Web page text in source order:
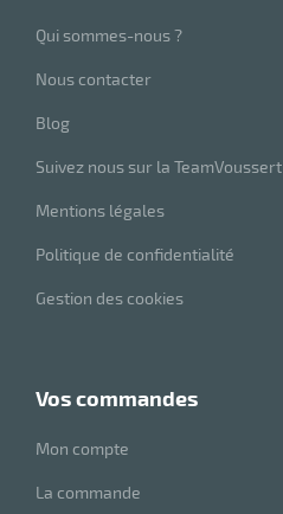
Qui sommes-nous ?
Nous contacter
Blog
Suivez nous sur la TeamVoussert
Mentions légales
Politique de confidentialité
Gestion des cookies
vos commandes
Mon compte
La commande